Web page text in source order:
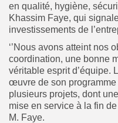
en qualité, hygiène,
Khassim Faye, qui
investissements de
‘’Nous avons atteint nos
coordination, une bonne
véritable esprit d’équipe.
œuvre de son
plusieurs projets, dont
mise en service à la fin
M. Faye.